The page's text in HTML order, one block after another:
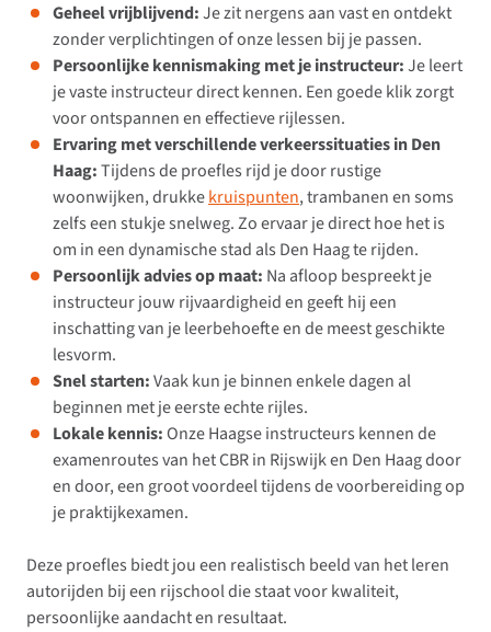
Geheel vrijblijvend:Je zit nergens aan vast en ontdekt
zonder verplichtingen of onze lessen bij je passen.
Persoonlijke kennismaking met je instructeur:Je leert
je vaste instructeur direct kennen. Een goede klik zorgt
voor ontspannen en effectieve rijlessen.
Ervaring met verschillende verkeerssituaties in Den
Haag:Tijdens de proefles rijd je door rustige
woonwijken, drukkekruispunten, trambanen en soms
zelfs een stukje snelweg. Zo ervaar je direct hoe het is
om in een dynamische stad als Den Haag te rijden.
Persoonlijk advies op maat: Na afloop bespreekt je
instructeur jouw rijvaardigheid en geeft hij een
inschatting van je leerbehoefte en de meest geschikte
lesvorm.
Snel starten:Vaak kun je binnen enkele dagen al
beginnen met je eerste echte rijles.
Lokale kennis:Onze Haagse instructeurs kennen de
examenroutes van het CBR in Rijswijk en Den Haag door
en door, een groot voordeel tijdens de voorbereiding op
je praktijkexamen.
Deze proefles biedt jou een realistisch beeld van het leren
autorijden bij een rijschool die staat voor kwaliteit,
persoonlijke aandacht en resultaat.